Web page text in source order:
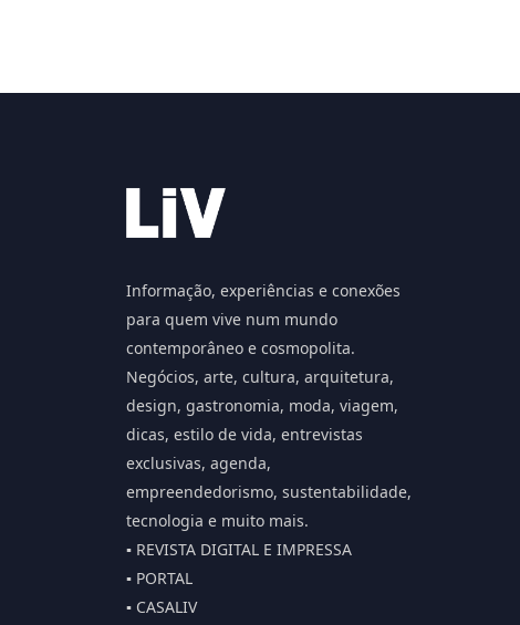
Informação, experiências e conexões
para quem vive num mundo
contemporâneo e cosmopolita.
Negócios, arte, cultura, arquitetura,
design, gastronomia, moda, viagem,
dicas, estilo de vida, entrevistas
exclusivas, agenda,
empreendedorismo, sustentabilidade,
tecnologia e muito mais.
▪️ REVISTA DIGITAL E IMPRESSA
▪️ PORTAL
▪️ CASALIV